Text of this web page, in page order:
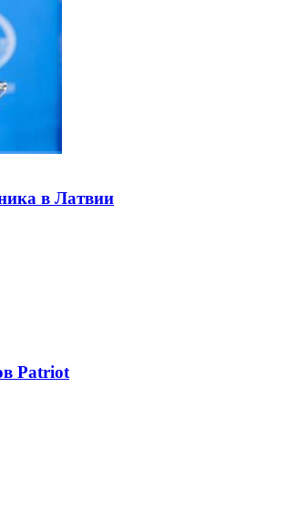
в Латвии
Patriot